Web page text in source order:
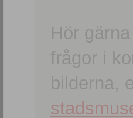
Hör
frågor i
bilderna,